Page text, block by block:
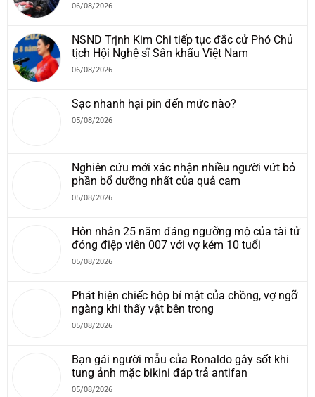
06/08/2026
NSND Trịnh Kim Chi tiếp tục đắc cử Phó Chủ
tịch Hội Nghệ sĩ Sân khấu Việt Nam
06/08/2026
Sạc nhanh hại pin đến mức nào?
05/08/2026
Nghiên cứu mới xác nhận nhiều người vứt bỏ
phần bổ dưỡng nhất của quả cam
05/08/2026
Hôn nhân 25 năm đáng ngưỡng mộ của tài tử
đóng điệp viên 007 với vợ kém 10 tuổi
05/08/2026
Phát hiện chiếc hộp bí mật của chồng, vợ ngỡ
ngàng khi thấy vật bên trong
05/08/2026
Bạn gái người mẫu của Ronaldo gây sốt khi
tung ảnh mặc bikini đáp trả antifan
05/08/2026